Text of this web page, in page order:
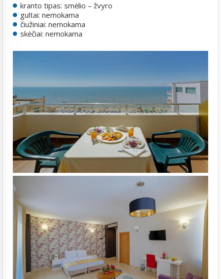
kranto tipas: smėlio – žvyro
gultai: nemokama
čiužiniai: nemokama
skėčiai: nemokama